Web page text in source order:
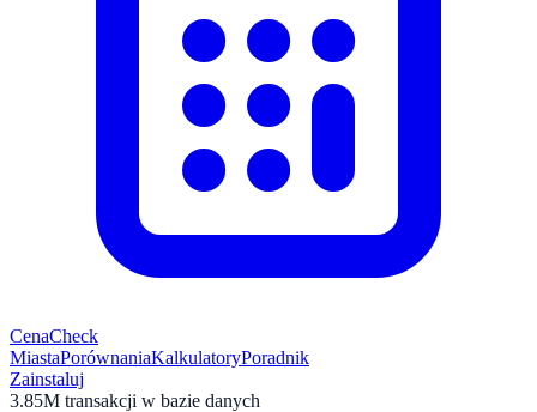
CenaCheck
MiastaPorównaniaKalkulatoryPoradnik
Zainstaluj
3.85M transakcji w bazie danych